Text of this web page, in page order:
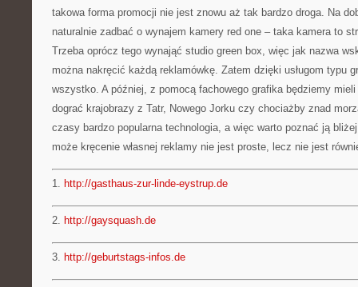
takowa forma promocji nie jest znowu aż tak bardzo droga. Na
naturalnie zadbać o wynajem kamery red one – taka kamera to
Trzeba oprócz tego wynająć studio green box, więc jak nazwa
można nakręcić każdą reklamówkę. Zatem dzięki usługom typu
wszystko. A później, z pomocą fachowego grafika będziemy
dograć krajobrazy z Tatr, Nowego Jorku czy chociażby znad
czasy bardzo popularna technologia, a więc warto poznać ją
może kręcenie własnej reklamy nie jest proste, lecz nie jest
1. http://gasthaus-zur-linde-eystrup.de
2. http://gaysquash.de
3. http://geburtstags-infos.de